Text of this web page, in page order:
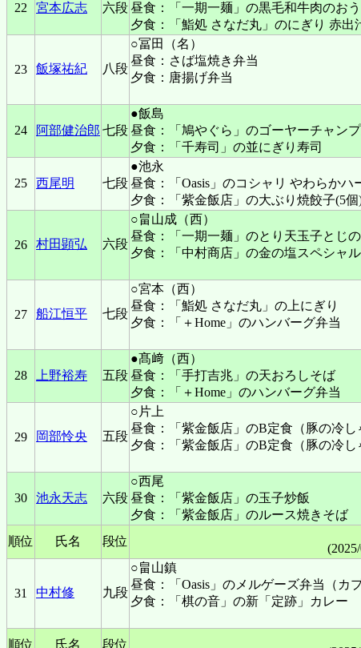
22 宮本広志 六段昼食：「一期一麺」の黒毛和牛肉のお
夕食：「鮨処 さなだ丸」のにぎり 赤出
23 飯塚祐紀 八段
○冨田（名）
昼食：さば塩焼き弁当
夕食：唐揚げ弁当
24 阿部健治郎 七段
●飯島
昼食：「鳩やぐら」のゴーヤーチャン
夕食：「千寿司」の並にぎり寿司
25 西尾明 七段
●池永
昼食：「Oasis」のコシャリ やわらかハ
夕食：「紫金飯店」の大ぶり焼餃子(5個
26 村田顕弘 六段
○畠山成（西）
昼食：「一期一麺」のとり天玉子とじ
夕食：「中村商店」の金の塩スペシャル
27 船江恒平 七段
○宮本（西）
昼食：「鮨処 さなだ丸」の上にぎり
夕食：「＋Home」のハンバーグ弁当
28 上野裕寿 五段
●髙﨑（西）
昼食：「手打吉兆」の天おろしそば
夕食：「＋Home」のハンバーグ弁当
29 岡部怜央 五段
○片上
昼食：「紫金飯店」のB定食（豚の冷し
夕食：「紫金飯店」のB定食（豚の冷し
30 池永天志 六段
○西尾
昼食：「紫金飯店」の玉子炒飯
夕食：「紫金飯店」のルース焼きそば
順位
氏名 段位
31 中村修 九段
○畠山鎮
昼食：「Oasis」のメルゲーズ弁当（カプ
夕食：「棋の音」の新「定跡」カレー
順位 氏名 段位